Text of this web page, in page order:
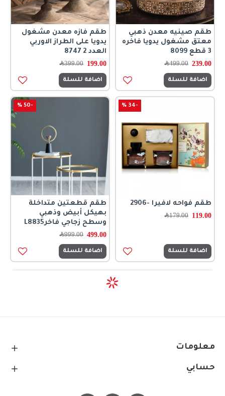
طقم صينيه معدن ذهبي
معتق مشغول يدويا فاخره
3 قطع 8099
239.00
499.00﷼
اضافة للسلة
طقم فازه معدن مشغول
يدويا على الطراز الاوربي
العدد 2 8747
199.00
399.00﷼
اضافة للسلة
-34 %
طقم فواحه لافيرا -2906
119.00
179.00﷼
اضافة للسلة
-50 %
طقم قطعتين متداخلة
بهيكل أبيض وذهبي
وسطح زجاجي فاخرL8835
499.00
999.00﷼
اضافة للسلة
معلومات
حسابي